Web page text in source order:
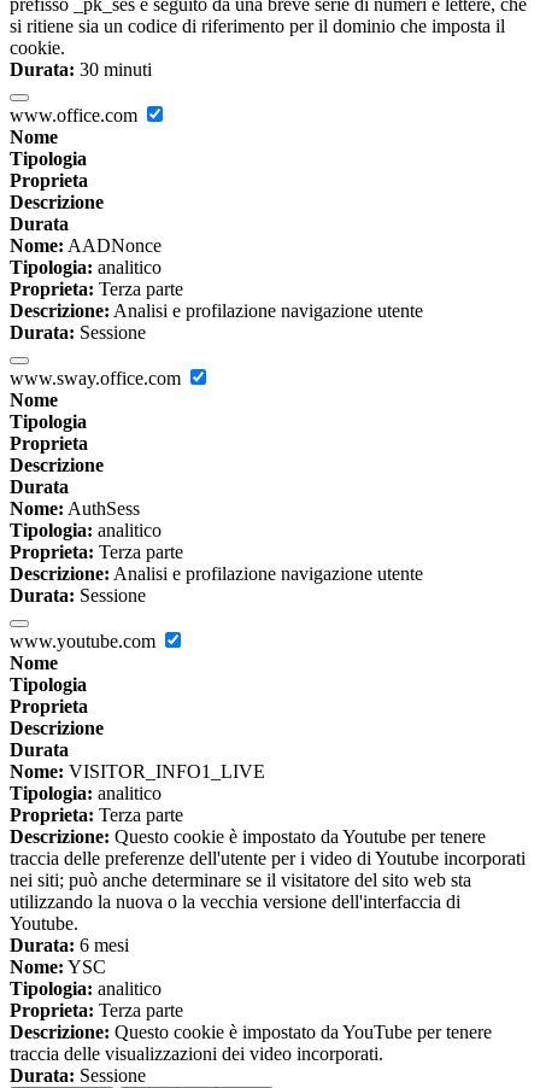
prefisso _pk_ses è seguito da una breve serie di numeri e lettere, che
si ritiene sia un codice di riferimento per il dominio che imposta il
cookie.
Durata: 30 minuti
www.office.com
Nome
Tipologia
Proprieta
Descrizione
Durata
Nome: AADNonce
Tipologia: analitico
Proprieta: Terza parte
Descrizione: Analisi e profilazione navigazione utente
Durata: Sessione
www.sway.office.com
Nome
Tipologia
Proprieta
Descrizione
Durata
Nome: AuthSess
Tipologia: analitico
Proprieta: Terza parte
Descrizione: Analisi e profilazione navigazione utente
Durata: Sessione
www.youtube.com
Nome
Tipologia
Proprieta
Descrizione
Durata
Nome: VISITOR_INFO1_LIVE
Tipologia: analitico
Proprieta: Terza parte
Descrizione: Questo cookie è impostato da Youtube per tenere
traccia delle preferenze dell'utente per i video di Youtube incorporati
nei siti; può anche determinare se il visitatore del sito web sta
utilizzando la nuova o la vecchia versione dell'interfaccia di
Youtube.
Durata: 6 mesi
Nome: YSC
Tipologia: analitico
Proprieta: Terza parte
Descrizione: Questo cookie è impostato da YouTube per tenere
traccia delle visualizzazioni dei video incorporati.
Durata: Sessione